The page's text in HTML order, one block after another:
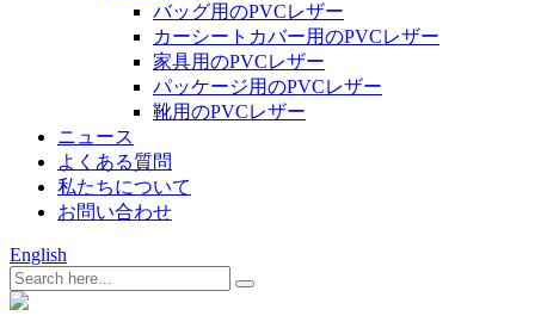
バッグ用のPVCレザー
カーシートカバー用のPVCレザー
家具用のPVCレザー
パッケージ用のPVCレザー
靴用のPVCレザー
ニュース
よくある質問
私たちについて
お問い合わせ
English